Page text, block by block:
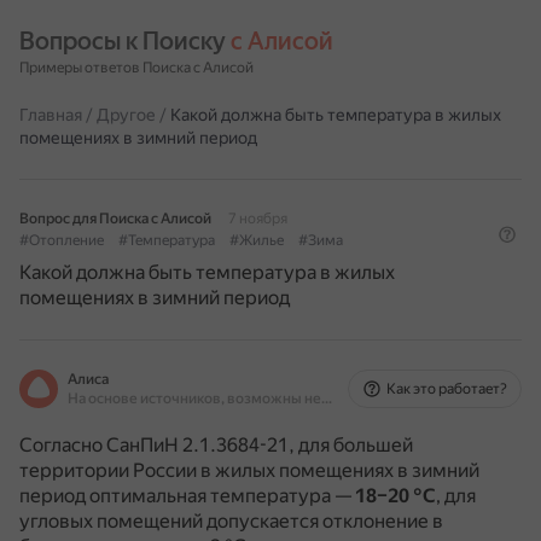
Вопросы к Поиску с Алисой
Примеры ответов Поиска с Алисой
Главная / Другое / Какой должна быть температура в жилых
помещениях в зимний период
Вопрос для Поиска с Алисой
7 ноября
#Отопление
#Температура #Жилье #Зима
Какой должна быть температура в жилых
помещениях в зимний период
Алиса
На основе источников, возможны неточности
Как это работает?
Согласно СанПиН 2.1.3684-21, для большей
территории России в жилых помещениях в зимний
период оптимальная температура — 18–20 °С, для
угловых помещений допускается отклонение в